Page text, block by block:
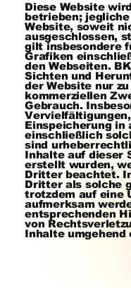
Diese Website
betrieben;
Website, soweit
ausgeschlossen,
gilt insbesondere
Grafiken
den Webseiten.
Sichten und
der Website nur
kommerziellen
Gebrauch.
Einspeicherung in
einschließlich
sind
Inhalte auf dieser
erstellt wurden,
Dritter beachtet.
Dritter als solche
trotzdem auf eine
aufmerksam
entsprechenden
von
Inhalte umgehend